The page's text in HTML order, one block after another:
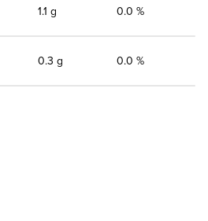
1.1 g 0.0 %
0.3 g 0.0 %